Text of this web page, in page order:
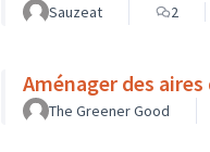
Sauzeat 2
Aménager des
The Greener Good